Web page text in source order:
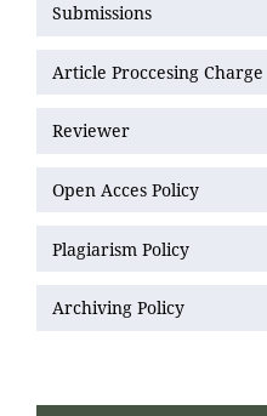
Submissions
Article Proccesing Charge
Reviewer
Open Acces Policy
Plagiarism Policy
Archiving Policy